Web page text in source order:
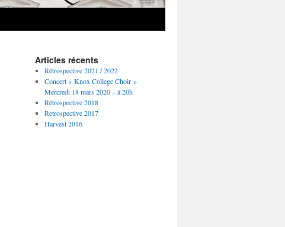
Articles récents
Rétrospective 2021 / 2022
Concert « Knox College Choir »
Mercredi 18 mars 2020 – à 20h
Rétrospective 2018
Retrospective 2017
Harvest 2016